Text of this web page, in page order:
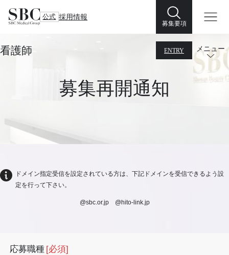
公式 採用情報
募集要項
看護師 ENTRY メニュー
募集再開通知
ドメイン指定受信を設定されている方は、下記ドメインを受信できるよう設
定を行って下さい。
@sbc.or.jp @hito-link.jp
応募職種 [必須]